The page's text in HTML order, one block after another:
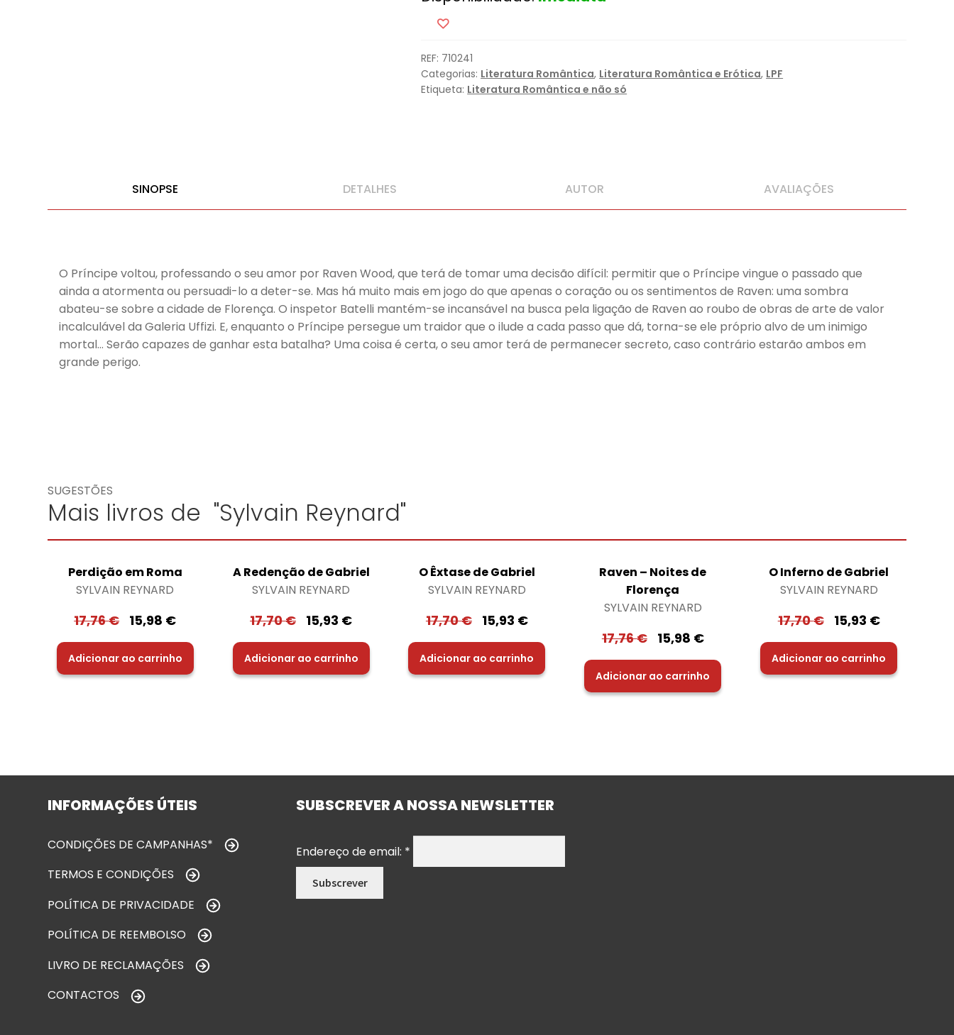
sobre
Florença
REF: 710241
Categorias: Literatura Romântica, Literatura Romântica e Erótica, LPF
Etiqueta: Literatura Romântica e não só
SINOPSE DETALHES AUTOR AVALIAÇÕES
O Príncipe voltou, professando o seu amor por Raven Wood, que terá de tomar uma decisão difícil: permitir que o Príncipe vingue o passado que
ainda a atormenta ou persuadi-lo a deter-se. Mas há muito mais em jogo do que apenas o coração ou os sentimentos de Raven: uma sombra
abateu-se sobre a cidade de Florença. O inspetor Batelli mantém-se incansável na busca pela ligação de Raven ao roubo de obras de arte de valor
incalculável da Galeria Uffizi. E, enquanto o Príncipe persegue um traidor que o ilude a cada passo que dá, torna-se ele próprio alvo de um inimigo
mortal… Serão capazes de ganhar esta batalha? Uma coisa é certa, o seu amor terá de permanecer secreto, caso contrário estarão ambos em
grande perigo.
SUGESTÕES
Mais livros de "Sylvain Reynard"
Perdição em Roma
SYLVAIN REYNARD
17,76€ 15,98 €
Adicionar ao carrinho
A Redenção de Gabriel
SYLVAIN REYNARD
17,70€ 15,93 €
Adicionar ao carrinho
O Êxtase de Gabriel
SYLVAIN REYNARD
17,70€ 15,93 €
Adicionar ao carrinho
Raven – Noites de
Florença
SYLVAIN REYNARD
17,76€ 15,98 €
Adicionar ao carrinho
O Inferno de Gabriel
SYLVAIN REYNARD
17,70€ 15,93 €
Adicionar ao carrinho
INFORMAÇÕES ÚTEIS
CONDIÇÕES DE CAMPANHAS*
TERMOS E CONDIÇÕES
POLÍTICA DE PRIVACIDADE
POLÍTICA DE REEMBOLSO
LIVRO DE RECLAMAÇÕES
CONTACTOS
SUBSCREVER A NOSSA NEWSLETTER
Endereço de email: *